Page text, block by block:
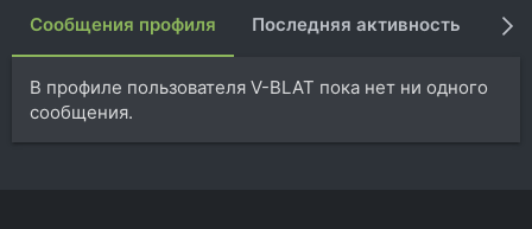
Сообщения профиля Последняя активность
В профиле пользователя V-BLAT пока нет ни одного
сообщения.